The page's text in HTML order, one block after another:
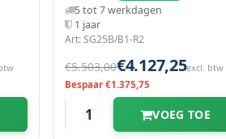
5 tot 7 werkdagen
1 jaar
Art: SG25B/B1-R2
€5.503,00€4.127,25excl. btw
Bespaar €1.375,75
VOEG TOE